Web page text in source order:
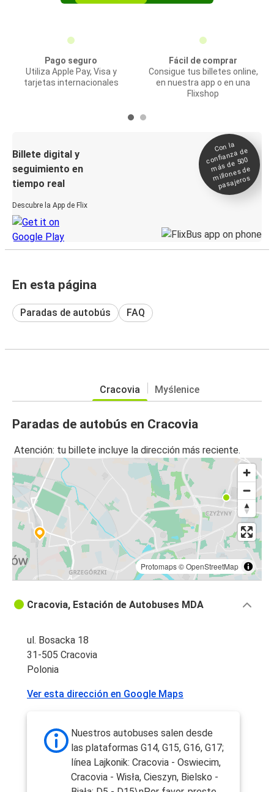
Pago seguro
Utiliza Apple Pay, Visa y
tarjetas internacionales
Fácil de comprar
Consigue tus billetes online,
en nuestra app o en una
Flixshop
Billete digital y
seguimiento en
tiempo real
Descubre la App de Flix
Con la
confianza de
más de 500
millones de
pasajeros
En esta página
Paradas de autobús FAQ
Cracovia Myślenice
Paradas de autobús en Cracovia
Atención: tu billete incluye la dirección más reciente.
Protomaps©OpenStreetMap
Cracovia, Estación de Autobuses MDA
ul. Bosacka 18
31-505 Cracovia
Polonia
Ver esta dirección en Google Maps
Nuestros autobuses salen desde
las plataformas G14, G15, G16, G17;
línea Lajkonik: Cracovia - Oswiecim,
Cracovia - Wisła, Cieszyn, Bielsko -